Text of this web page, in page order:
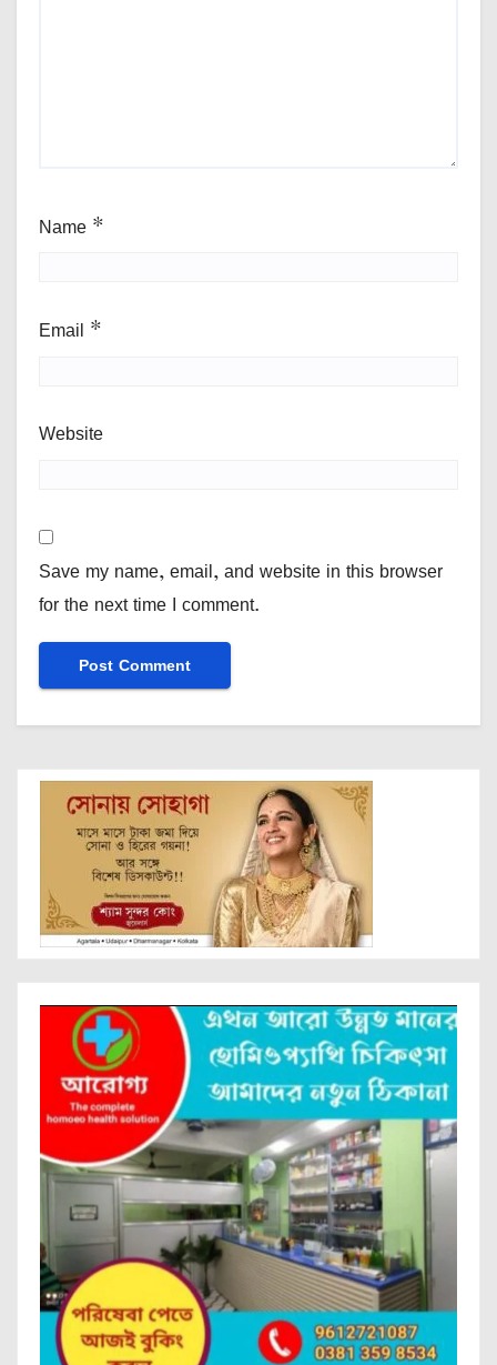
Name *
Email *
Website
Save my name, email, and website in this browser
for the next time I comment.